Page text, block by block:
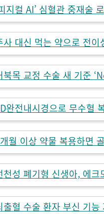
지컬 AI’ 심혈관 중재술
사 대신 먹는 약으로 전이
북목 교정 수술 새 기준
완전내시경으로 무수혈
월 이상 약물 복용하면
천성 폐기형 신생아, 에
출혈 수술 환자 부신 기